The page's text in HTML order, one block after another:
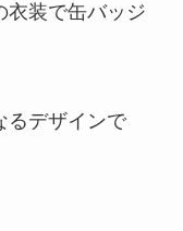
衣装で缶バッジ
るデザインで